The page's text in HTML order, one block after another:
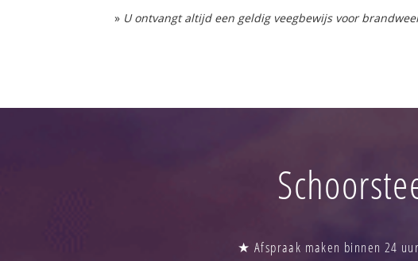
» U ontvangt altijd een geldig veegbewijs voor
★ Afspraak maken binnen 24